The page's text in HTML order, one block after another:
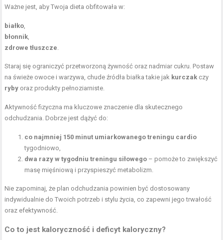
Ważne jest, aby Twoja dieta obfitowała w:
białko,
błonnik,
zdrowe tłuszcze.
Staraj się ograniczyć przetworzoną żywność oraz nadmiar cukru. Postaw
na świeże owoce i warzywa, chude źródła białka takie jak kurczak czy
ryby oraz produkty pełnoziarniste.
Aktywność fizyczna ma kluczowe znaczenie dla skutecznego
odchudzania. Dobrze jest dążyć do:
co najmniej 150 minut umiarkowanego treningu cardio
tygodniowo,
dwa razy w tygodniu treningu siłowego – pomoże to zwiększyć
masę mięśniową i przyspieszyć metabolizm.
Nie zapominaj, że plan odchudzania powinien być dostosowany
indywidualnie do Twoich potrzeb i stylu życia, co zapewni jego trwałość
oraz efektywność.
Co to jest kaloryczność i deficyt kaloryczny?